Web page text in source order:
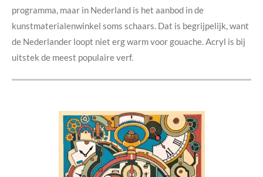
programma, maar in Nederland is het aanbod in de
kunstmaterialenwinkel soms schaars. Dat is begrijpelijk, want
de Nederlander loopt niet erg warm voor gouache. Acryl is bij
uitstek de meest populaire verf.